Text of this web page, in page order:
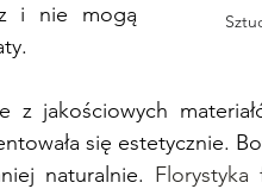
i nie mogą
z jakościowych
się estetycznie.
naturalnie.